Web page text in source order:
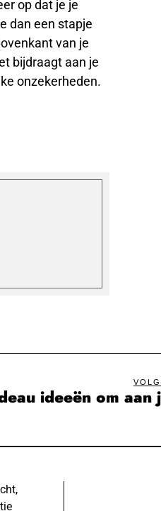
op dat je je
dan een stapje
van je
bijdraagt aan je
onzekerheden.
ideeën om aan